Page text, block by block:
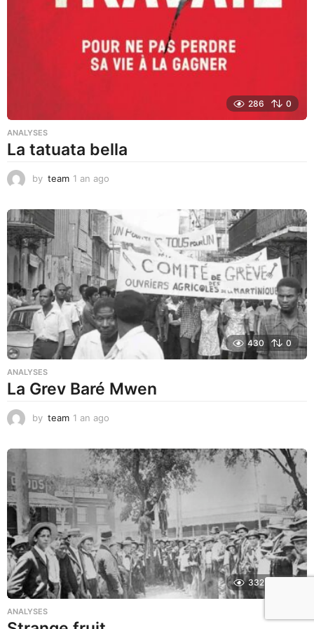
a
286 0
ANALYSES
La tatuata bella
by team 1 an ago
a
g
o
430 0
ANALYSES
La Grev Baré Mwen
by team 1 an ago
a
g
o
332
ANALYSES